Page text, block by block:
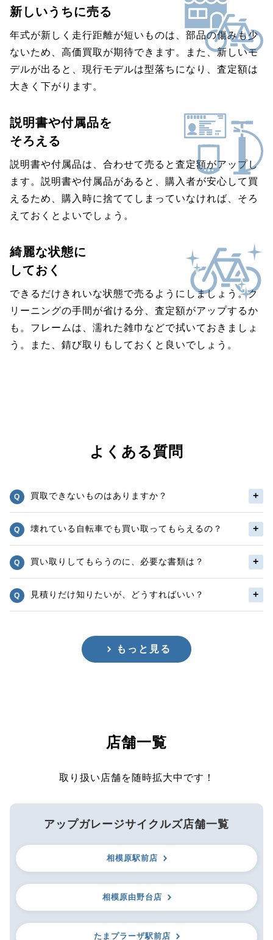
新しいうちに売る
年式が新しく走行距離が短いものは、部品の傷みも少
ないため、高価買取が期待できます。また、新しいモ
デルが出ると、現行モデルは型落ちになり、査定額は
大きく下がります。
説明書や付属品を
そろえる
説明書や付属品は、合わせて売ると査定額がアップし
ます。説明書や付属品があると、購入者が安心して買
えるため、購入時に捨ててしまっていなければ、そろ
えておくとよいでしょう。
綺麗な状態に
しておく
できるだけきれいな状態で売るようにしましょう。ク
リーニングの手間が省ける分、査定額がアップするか
も。フレームは、濡れた雑巾などで拭いておきましょ
う。また、錆び取りもしておくと良いでしょう。
よくある質問
買取できないものはありますか？
壊れている自転車でも買い取ってもらえるの？
買い取りしてもらうのに、必要な書類は？
見積りだけ知りたいが、どうすればいい？
もっと見る
店舗一覧
取り扱い店舗を随時拡大中です！
アップガレージサイクルズ店舗一覧
相模原駅前店
相模原由野台店
たまプラーザ駅前店